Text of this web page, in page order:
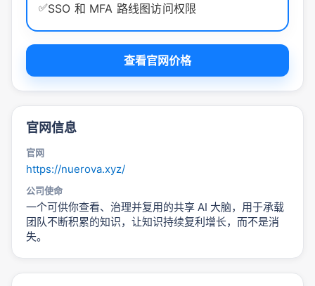
✅SSO 和 MFA 路线图访问权限
查看官网价格
官网信息
官网
https://nuerova.xyz/
公司使命
一个可供你查看、治理并复用的共享 AI 大脑，用于承载
团队不断积累的知识，让知识持续复利增长，而不是消
失。